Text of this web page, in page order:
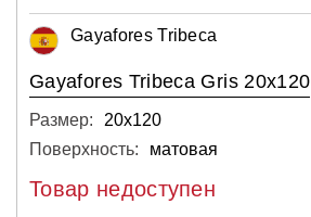
Gayafores Tribeca
Gayafores Tribeca Gris 20x120
Размер:
20х120
Поверхность:
матовая
Товар недоступен